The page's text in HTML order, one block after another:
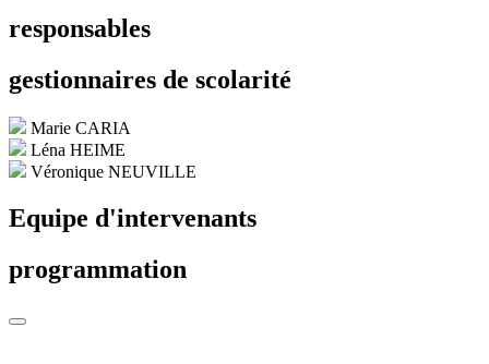
responsables
gestionnaires de scolarité
Marie CARIA
Léna HEIME
Véronique NEUVILLE
Equipe d'intervenants
programmation